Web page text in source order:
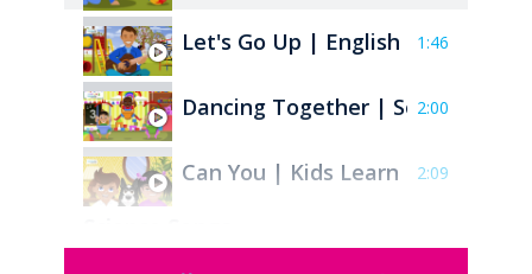
Let's Go Up | English Songs for
1:46
Dancing Together | Songs for
2:00
Can You | Kids Learn English
2:09